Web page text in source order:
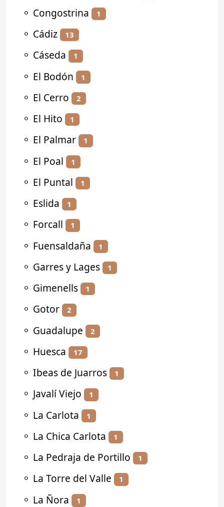
⚬ Congostrina 1
⚬ Cádiz 13
⚬ Cáseda 1
⚬ El Bodón 1
⚬ El Cerro 2
⚬ El Hito 1
⚬ El Palmar 1
⚬ El Poal 1
⚬ El Puntal 1
⚬ Eslida 1
⚬ Forcall 1
⚬ Fuensaldaña 1
⚬ Garres y Lages 1
⚬ Gimenells 1
⚬ Gotor 2
⚬ Guadalupe 2
⚬ Huesca 17
⚬ Ibeas de Juarros 1
⚬ Javalí Viejo 1
⚬ La Carlota 1
⚬ La Chica Carlota 1
⚬ La Pedraja de Portillo 1
⚬ La Torre del Valle 1
⚬ La Ñora 1